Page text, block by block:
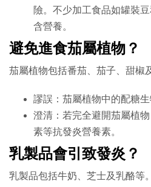
險。不少加工食品如罐裝
含營養。
避免進食茄屬植物？
茄屬植物包括番茄、茄子、甜椒
謬誤：茄屬植物中的配糖生
澄清：若完全避開茄屬植
素等抗發炎營養素。
乳製品會引致發炎？
乳製品包括牛奶、芝士及乳酪等。